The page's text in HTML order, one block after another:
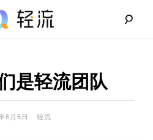
是轻流团队
6月6日 轻流